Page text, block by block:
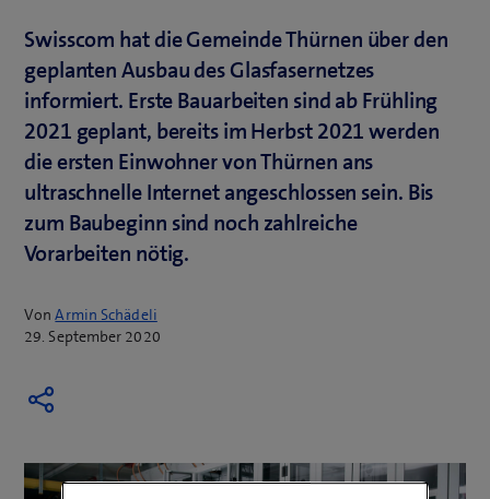
Swisscom hat die Gemeinde Thürnen über den
geplanten Ausbau des Glasfasernetzes
informiert. Erste Bauarbeiten sind ab Frühling
2021 geplant, bereits im Herbst 2021 werden
die ersten Einwohner von Thürnen ans
ultraschnelle Internet angeschlossen sein. Bis
zum Baubeginn sind noch zahlreiche
Vorarbeiten nötig.
VonArmin Schädeli
29. September 2020